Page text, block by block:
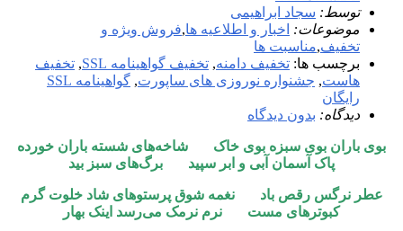
توسط: سجاد ابراهیمی
موضوعات: اخبار و اطلاعیه ها,فروش ویژه و
تخفیف,مناسبت ها
برچسب ها: تخفیف دامنه, تخفیف گواهینامه SSL , تخفیف
هاست, جشنواره نوروزی های ساپورت,
گواهینامه SSL
رایگان
دیدگاه: بدون دیدگاه
بوی باران بوی سبزه بوی خاک شاخه‌های شسته باران خورده
پاک آسمان آبی و ابر سپید برگ‌های سبز بید
عطر نرگس رقص باد نغمه شوق پرستوهای شاد خلوت گرم
کبوترهای مست نرم نرمک می‌رسد اینک بهار